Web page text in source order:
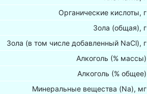
Органические кислоты, г
Зола (общая), г
Зола (в том числе добавленный NaCl), г
Алкоголь (% массы)
Алкоголь (% общее)
Минеральные вещества (Na), мг